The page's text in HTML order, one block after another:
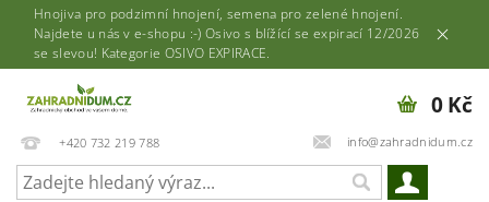
Hnojiva pro podzimní hnojení, semena pro zelené hnojení.
Najdete u nás v e-shopu :-) Osivo s blížící se expirací 12/2026
se slevou! Kategorie OSIVO EXPIRACE.
+420 732 219 788 info@zahradnidum.cz
0 Kč